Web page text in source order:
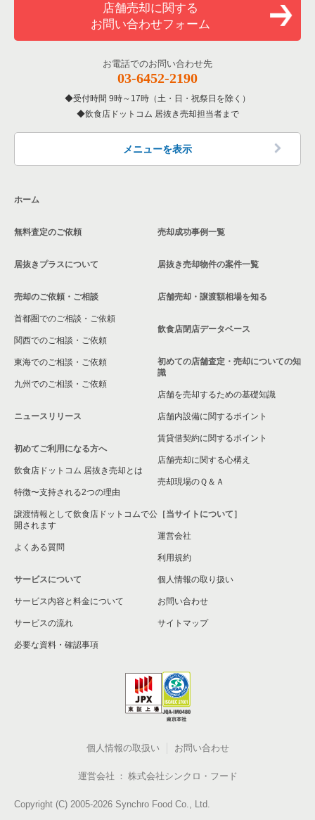
店舗売却に関する
お問い合わせフォーム
お電話でのお問い合わせ先
03-6452-2190
受付時間 9時～17時（土・日・祝祭日を除く）
飲食店ドットコム 居抜き売却担当者まで
メニューを表示
ホーム
無料査定のご依頼
居抜きプラスについて
売却のご依頼・ご相談
首都圏でのご相談・ご依頼
関西でのご相談・ご依頼
東海でのご相談・ご依頼
九州でのご相談・ご依頼
ニュースリリース
初めてご利用になる方へ
飲食店ドットコム 居抜き売却とは
特徴〜支持される2つの理由
譲渡情報として飲食店ドットコムで公
開されます
よくある質問
サービスについて
サービス内容と料金について
サービスの流れ
必要な資料・確認事項
売却成功事例一覧
居抜き売却物件の案件一覧
店舗売却・譲渡額相場を知る
飲食店閉店データベース
初めての店舗査定・売却についての知
識
店舗を売却するための基礎知識
店舗内設備に関するポイント
賃貸借契約に関するポイント
店舗売却に関する心構え
売却現場のＱ＆Ａ
［当サイトについて］
運営会社
利用規約
個人情報の取り扱い
お問い合わせ
サイトマップ
個人情報の取扱い お問い合わせ
運営会社 株式会社シンクロ・フード
Copyright (C) 2005-2026 Synchro Food Co., Ltd.